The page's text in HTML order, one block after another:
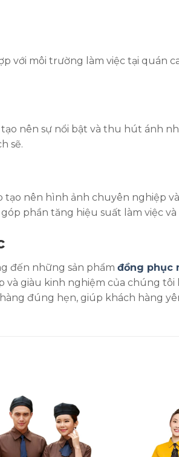
với môi trường làm việc tại quán
nên sự nổi bật và thu hút ánh
sẽ.
tạo nên hình ảnh chuyên nghiệp
phần tăng hiệu suất làm việc
đến những sản phẩm đồng phục
và giàu kinh nghiệm của chúng
đúng hẹn, giúp khách hàng